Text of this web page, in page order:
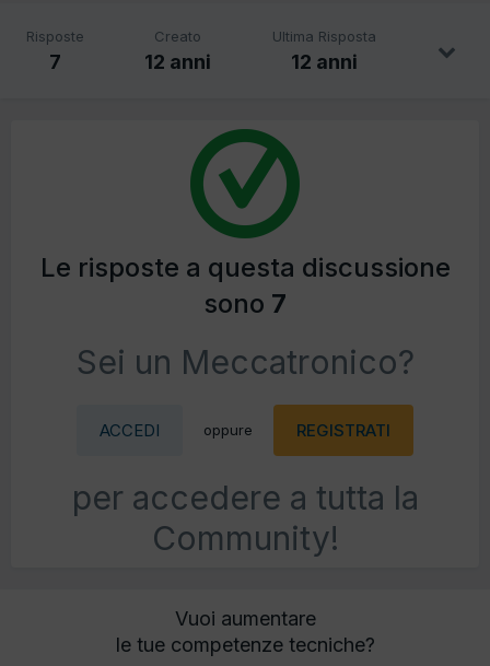
Risposte
7
Creato
12 anni
Ultima Risposta
12 anni
Le risposte a questa discussione
sono 7
Sei un Meccatronico?
ACCEDI oppure REGISTRATI
per accedere a tutta la
Community!
Vuoi aumentare
le tue competenze tecniche?